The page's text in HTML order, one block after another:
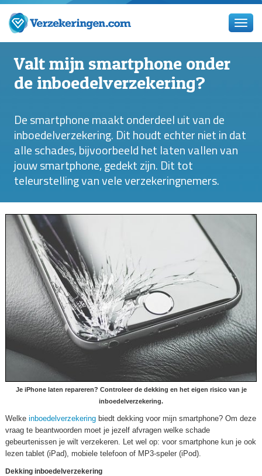
Valt mijn smartphone onder
de inboedelverzekering?
De smartphone maakt onderdeel uit van de
inboedelverzekering. Dit houdt echter niet in dat
alle schades, bijvoorbeeld het laten vallen van
jouw smartphone, gedekt zijn. Dit tot
teleurstelling van vele verzekeringnemers.
Je iPhone laten repareren? Controleer de dekking en het eigen risico van je
inboedelverzekering.
Welke inboedelverzekering biedt dekking voor mijn smartphone? Om deze
vraag te beantwoorden moet je jezelf afvragen welke schade
gebeurtenissen je wilt verzekeren. Let wel op: voor smartphone kun je ook
lezen tablet (iPad), mobiele telefoon of MP3-speler (iPod).
Dekking inboedelverzekering